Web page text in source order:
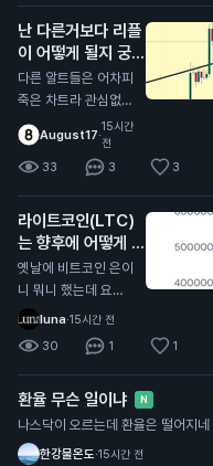
각하네 이걸 또 좋아
요를 누른애들이 많다
는게 함정
난 다른거보다 리플
이 어떻게 될지 궁금
함
N
다른 알트들은 어차피
죽은 차트라 관심없
고,, 리플의 최후는 어
떻게 될지 궁금함 .. 체
인링크나 아발란체처
아니면 알트중에 유일
하게 살아남아서 떡상
할지
August17·
15시간
전
33 3 3
라이트코인(LTC)
는 향후에 어떻게 될
거같음?
N
옛날에 비트코인 은이
니 뭐니 했는데 요즘
차트가 그냥 죽어가는
데..? 비트코인 캐시도
마찬가지로 '진짜 비
트코인은 사실 비트코
인캐시다!' 라고 바이
럴했는데 요즘 메이저
중에 제일 못버티는거
luna·15시간 전
30 1 1
환율 무슨 일이냐 N
나스닥이 오르는데 환율은 떨어지
한강물온도·15시간 전